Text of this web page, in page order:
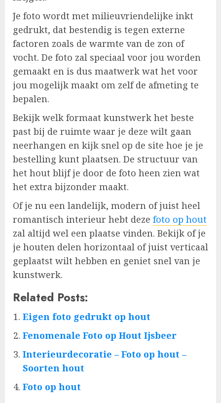
Je foto wordt met milieuvriendelijke inkt
gedrukt, dat bestendig is tegen externe
factoren zoals de warmte van de zon of
vocht. De foto zal speciaal voor jou worden
gemaakt en is dus maatwerk wat het voor
jou mogelijk maakt om zelf de afmeting te
bepalen.
Bekijk welk formaat kunstwerk het beste
past bij de ruimte waar je deze wilt gaan
neerhangen en kijk snel op de site hoe je je
bestelling kunt plaatsen. De structuur van
het hout blijf je door de foto heen zien wat
het extra bijzonder maakt.
Of je nu een landelijk, modern of juist heel
romantisch interieur hebt deze foto op hout
zal altijd wel een plaatse vinden. Bekijk of je
je houten delen horizontaal of juist verticaal
geplaatst wilt hebben en geniet snel van je
kunstwerk.
Related Posts:
Eigen foto gedrukt op hout
Fenomenale Foto op Hout Ijsbeer
Interieurdecoratie – Foto op hout –
Soorten hout
Foto op hout